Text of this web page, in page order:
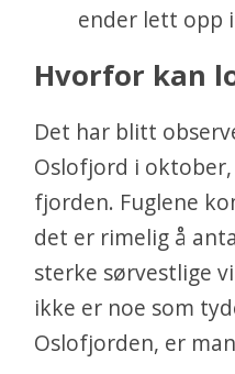
ender lett opp
Hvorfor kan
Det har blitt
Oslofjord i
fjorden. Fuglene
det er rimelig å
sterke sørvestlige
ikke er noe som
Oslofjorden, er